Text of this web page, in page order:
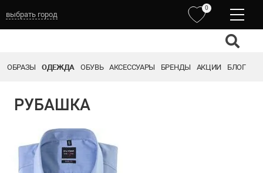
выбрать город
0
ОБРАЗЫ ОДЕЖДА ОБУВЬ АКСЕССУАРЫ БРЕНДЫ АКЦИИ БЛОГ
РУБАШКА